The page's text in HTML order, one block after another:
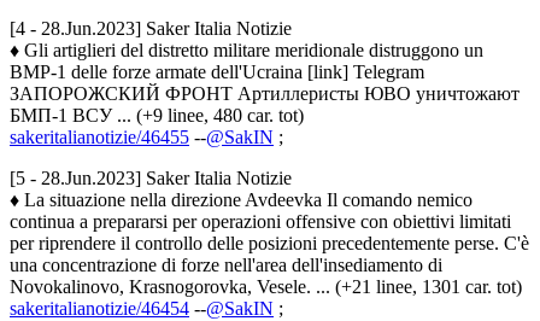
[4 - 28.Jun.2023] Saker Italia Notizie
♦ Gli artiglieri del distretto militare meridionale distruggono un
BMP-1 delle forze armate dell'Ucraina [link] Telegram
ЗАПОРОЖСКИЙ ФРОНТ Артиллеристы ЮВО уничтожают
БМП-1 ВСУ ... (+9 linee, 480 car. tot)
sakeritalianotizie/46455 --@SakIN ;
[5 - 28.Jun.2023] Saker Italia Notizie
♦ La situazione nella direzione Avdeevka Il comando nemico
continua a prepararsi per operazioni offensive con obiettivi limitati
per riprendere il controllo delle posizioni precedentemente perse. C'è
una concentrazione di forze nell'area dell'insediamento di
Novokalinovo, Krasnogorovka, Vesele. ... (+21 linee, 1301 car. tot)
sakeritalianotizie/46454 --@SakIN ;